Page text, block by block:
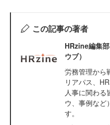
この記事の著者
HRzine編集
ウブ）
労務管理から
リアパス、
人事に関わる
ウ、事例など
す。